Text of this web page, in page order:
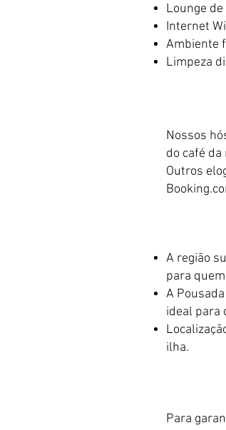
Lounge
Internet
Ambiente
Limpeza
Nossos
do café
Outros
A região
para
A
ideal para
ilha.
Para